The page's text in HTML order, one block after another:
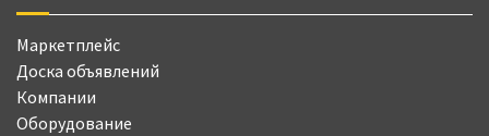
Маркетплейс
Доска объявлений
Компании
Оборудование